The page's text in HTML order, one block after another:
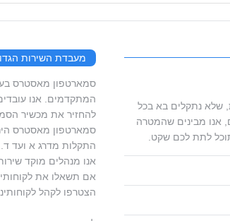
שלא נתקלים בא בכל
אנו מבינים שהמטרה
לתת לכם שקט.
מעבדת השירות
המתקדמים. אנו
להחזיר את מכשיר
סמארטפון מאסטרס
התקלות מדרג א ועד ד.
אנו מנהלים מוקד
אם תשאלו את
הצטרפו לקהל